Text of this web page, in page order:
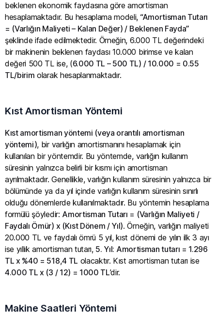
beklenen ekonomik faydasına göre amortisman
hesaplamaktadır. Bu hesaplama modeli, “Amortisman Tutarı
= (Varlığın Maliyeti – Kalan Değer) / Beklenen Fayda”
şeklinde ifade edilmektedir. Örneğin, 6.000 TL değerindeki
bir makinenin beklenen faydası 10.000 birimse ve kalan
değeri 500 TL ise, (6.000 TL – 500 TL) / 10.000 = 0.55
TL/birim olarak hesaplanmaktadır.
Kıst Amortisman Yöntemi
Kıst amortisman yöntemi (veya orantılı amortisman
yöntemi), bir varlığın amortismanını hesaplamak için
kullanılan bir yöntemdir. Bu yöntemde, varlığın kullanım
süresinin yalnızca belirli bir kısmı için amortisman
ayrılmaktadır. Genellikle, varlığın kullanım süresinin yalnızca bir
bölümünde ya da yıl içinde varlığın kullanım süresinin sınırlı
olduğu dönemlerde kullanılmaktadır. Bu yöntemin hesaplama
formülü şöyledir: Amortisman Tutarı = (Varlığın Maliyeti /
Faydalı Ömür) x (Kıst Dönem / Yıl). Örneğin, varlığın maliyeti
20.000 TL ve faydalı ömrü 5 yıl, kıst dönemi de yılın ilk 3 ayı
ise yıllık amortisman tutarı, 5. Yıl: Amortisman tutarı = 1.296
TL x %40 = 518,4 TL olacaktır. Kıst amortisman tutarı ise
4.000 TL x (3 / 12) = 1000 TL’dir.
Makine Saatleri Yöntemi